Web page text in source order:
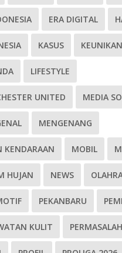
ERA DIGITAL
KASUS KEUNIKAN
LIFESTYLE
UNITED MEDIA
MENGENANG
KENDARAAN MOBIL
HUJAN NEWS
PEKANBARU
KULIT